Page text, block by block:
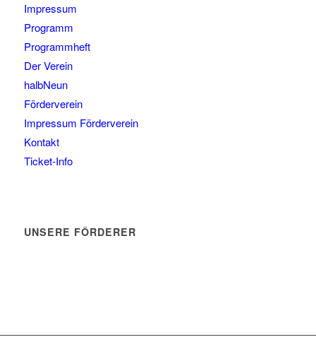
Impressum
Programm
Programmheft
Der Verein
halbNeun
Förderverein
Impressum Förderverein
Kontakt
Ticket-Info
UNSERE FÖRDERER